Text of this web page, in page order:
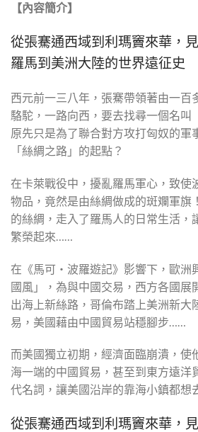
【內容簡介】
從張騫通西域到利瑪竇來華，
羅馬到美洲大陸的世界遠征史
西元前一三八年，張騫帶領著由一百
駱駝，一路向西，要去找尋一個名
原先只是為了聯合對方攻打匈奴的軍
「絲綢之路」的起點？
在卡萊戰役中，擾亂羅馬軍心，致使
物品，竟然是由絲綢做成的斑斕軍旗
的絲綢，走入了羅馬人的日常生活，
繁榮起來……
在《馬可‧波羅遊記》影響下，歐洲
國風」，為與中國交易，西方各國展
出海上新絲路，哥倫布踏上美洲新大
易，美國藉由中國貿易站穩腳步……
而美國獨立初期，經濟面臨崩潰，使
海一端的中國貿易，甚至到東方遠洋
代名詞，讓美國沿岸的靠海小鎮都想
從張騫通西域到利瑪竇來華，